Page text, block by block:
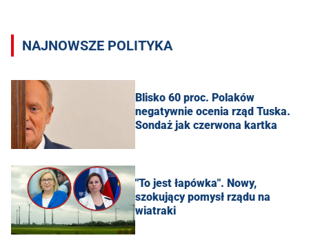
NAJNOWSZE POLITYKA
Blisko 60 proc. Polaków
negatywnie ocenia rząd Tuska.
Sondaż jak czerwona kartka
"To jest łapówka". Nowy,
szokujący pomysł rządu na
wiatraki